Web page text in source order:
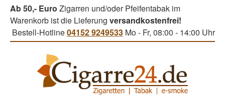
Zum Hauptinhalt springen
Ab 50,- Euro Zigarren und/oder Pfeifentabak im
Warenkorb ist die Lieferung versandkostenfrei!
Bestell-Hotline04152 9249533 Mo - Fr, 08:00 - 14:00 Uhr